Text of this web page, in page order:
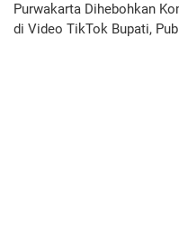
Purwakarta Dihebohkan
di Video TikTok Bupati,